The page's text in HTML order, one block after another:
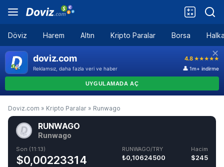
Döviz Harem Altın Kripto Paralar Borsa
Doviz.com » Kripto Paralar » Runwago
RUNWAGO
Runwago
Son (11:13)
$0,00223314
RUNWAGO/TRY
₺0,10624500
Hacim
$245